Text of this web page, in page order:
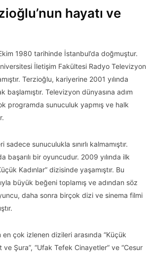
hayatı ve
1980 tarihinde İstanbul’da doğmuştur.
İletişim Fakültesi Radyo Televizyon
Terzioğlu, kariyerine 2001 yılında
başlamıştır. Televizyon dünyasına adım
programda sunuculuk yapmış ve halk
sadece sunuculukla sınırlı kalmamıştır.
başarılı bir oyuncudur. 2009 yılında ilk
Kadınlar” dizisinde yaşamıştır. Bu
büyük beğeni toplamış ve adından söz
daha sonra birçok dizi ve sinema filmi
en çok izlenen dizileri arasında “Küçük
ve Şura”, “Ufak Tefek Cinayetler” ve “Cesur